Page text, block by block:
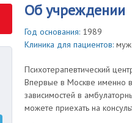
Об учреждении
Год основания: 1989
Клиника для пациентов:
Психотерапевтический
Впервые в Москве именно в
зависимостей в
можете приехать на